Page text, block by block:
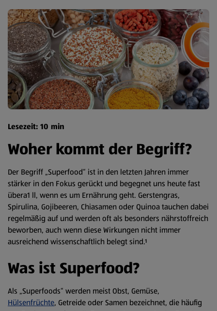
Lesezeit: 10 min
Woher kommt der Begriff?
Der Begriff „Superfood“ ist in den letzten Jahren immer
stärker in den Fokus gerückt und begegnet uns heute fast
übera1 ll, wenn es um Ernährung geht. Gerstengras,
Spirulina, Gojibeeren, Chiasamen oder Quinoa tauchen dabei
regelmäßig auf und werden oft als besonders nährstoffreich
beworben, auch wenn diese Wirkungen nicht immer
ausreichend wissenschaftlich belegt sind.¹
Was ist Superfood?
Als „Superfoods“ werden meist Obst, Gemüse,
Hülsenfrüchte, Getreide oder Samen bezeichnet, die häufig